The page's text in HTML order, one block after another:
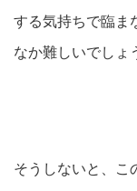
する気持ちで臨ま
なか難しいでしょ
そうしないと、こ